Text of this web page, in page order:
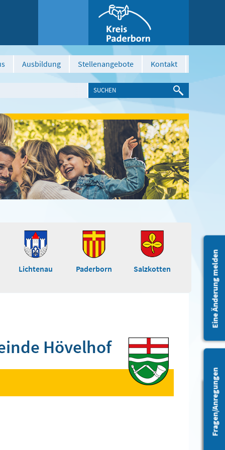
Barrierefreiheit
Ausbildung Stellenangebote Kontakt
Eine Änderung melden
Fragen/Anregungen
Lichtenau Paderborn Salzkotten
Hövelhof